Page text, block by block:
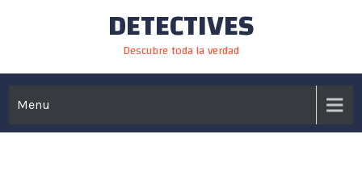
DETECTIVES
Descubre toda la verdad
Menu